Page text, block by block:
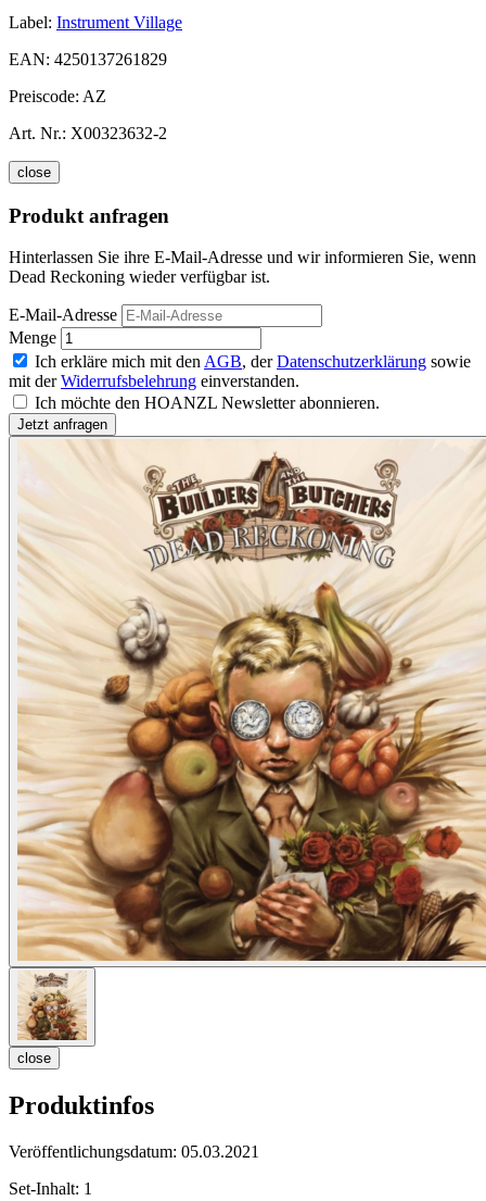
Label: Instrument Village
EAN: 4250137261829
Preiscode: AZ
Art. Nr.: X00323632-2
close
Produkt anfragen
Hinterlassen Sie ihre E-Mail-Adresse und wir informieren Sie, wenn
Dead Reckoning wieder verfügbar ist.
E-Mail-Adresse
Menge
Ich erkläre mich mit den AGB, derDatenschutzerklärung sowie
mit derWiderrufsbelehrung einverstanden.
Ich möchte den HOANZL Newsletter abonnieren.
close
Produktinfos
Veröffentlichungsdatum: 05.03.2021
Set-Inhalt: 1